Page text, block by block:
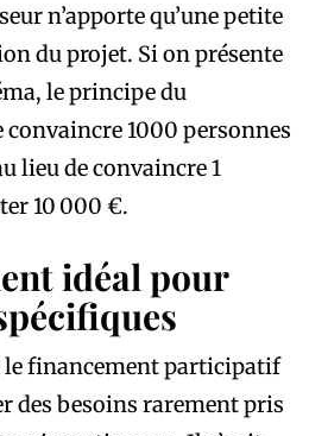
n’apporte qu’une petite
du projet. Si on présente
le principe du
1000 personnes
lieu de convaincre 1
10 000 €.
idéal pour
financement participatif
des besoins rarement pris